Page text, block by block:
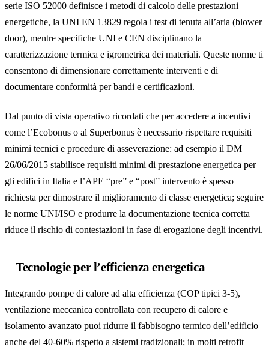
serie ISO 52000 definisce i metodi di calcolo delle prestazioni
energetiche, la UNI EN 13829 regola i test di tenuta all’aria (blower
door), mentre specifiche UNI e CEN disciplinano la
caratterizzazione termica e igrometrica dei materiali. Queste norme ti
consentono di dimensionare correttamente interventi e di
documentare conformità per bandi e certificazioni.
Dal punto di vista operativo ricordati che per accedere a incentivi
come l’Ecobonus o al Superbonus è necessario rispettare requisiti
minimi tecnici e procedure di asseverazione: ad esempio il DM
26/06/2015 stabilisce requisiti minimi di prestazione energetica per
gli edifici in Italia e l’APE “pre” e “post” intervento è spesso
richiesta per dimostrare il miglioramento di classe energetica; seguire
le norme UNI/ISO e produrre la documentazione tecnica corretta
riduce il rischio di contestazioni in fase di erogazione degli incentivi.
Tecnologie per l’efficienza energetica
Integrando pompe di calore ad alta efficienza (COP tipici 3-5),
ventilazione meccanica controllata con recupero di calore e
isolamento avanzato puoi ridurre il fabbisogno termico dell’edificio
anche del 40-60% rispetto a sistemi tradizionali; in molti retrofit